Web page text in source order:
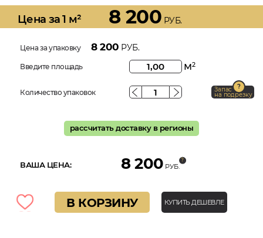
Цена за 1 м² 8 200 РУБ.
Цена за упаковку 8 200 РУБ.
Введите площадь м2
Количество упаковок Запас
на подрезку
рассчитать доставку в регионы
ВАША ЦЕНА: 8 200 РУБ.
В КОРЗИНУ КУПИТЬ ДЕШЕВЛЕ